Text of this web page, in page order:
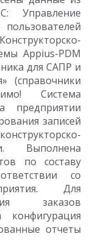
Управление
Appius-PDM
для САПР и
(справочники
Система
предприятии
записей
Выполнена
по составу
со
Для
заказов
отчеты